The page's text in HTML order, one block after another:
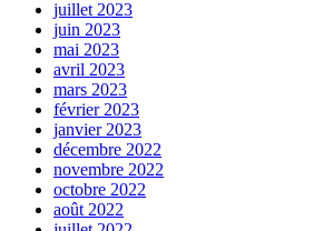
juillet 2023
juin 2023
mai 2023
avril 2023
mars 2023
février 2023
janvier 2023
décembre 2022
novembre 2022
octobre 2022
août 2022